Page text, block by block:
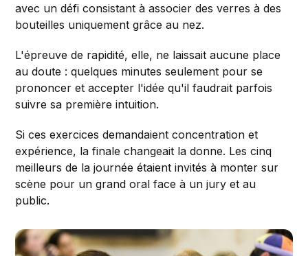
avec un défi consistant à associer des verres à des
bouteilles uniquement grâce au nez.
L'épreuve de rapidité, elle, ne laissait aucune place
au doute : quelques minutes seulement pour se
prononcer et accepter l'idée qu'il faudrait parfois
suivre sa première intuition.
Si ces exercices demandaient concentration et
expérience, la finale changeait la donne. Les cinq
meilleurs de la journée étaient invités à monter sur
scène pour un grand oral face à un jury et au
public.